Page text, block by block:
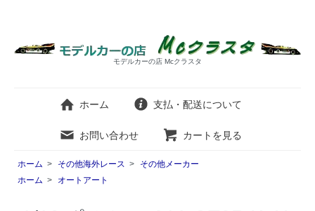
モデルカーの店 Mcクラスタ
ホーム 支払・配送について
お問い合わせ カートを見る
ホーム > その他海外レース >
その他メーカー
ホーム > オートアート